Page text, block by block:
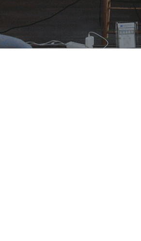
​プライバシーポリシー
© 2026 株式会社HONE